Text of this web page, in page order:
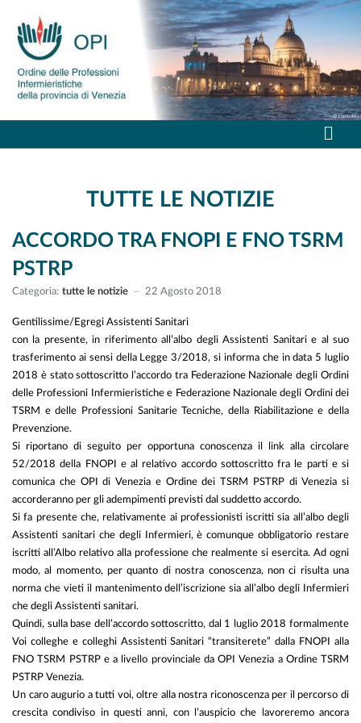
TUTTE LE NOTIZIE
ACCORDO TRA FNOPI E FNO TSRM
PSTRP
Categoria: tutte le notizie 22 Agosto 2018
Gentilissime/Egregi Assistenti Sanitari
con la presente, in riferimento all’albo degli Assistenti Sanitari e al suo
trasferimento ai sensi della Legge 3/2018, si informa che in data 5 luglio
2018 è stato sottoscritto l’accordo tra Federazione Nazionale degli Ordini
delle Professioni Infermieristiche e Federazione Nazionale degli Ordini dei
TSRM e delle Professioni Sanitarie Tecniche, della Riabilitazione e della
Prevenzione.
Si riportano di seguito per opportuna conoscenza il link alla circolare
52/2018 della FNOPI e al relativo accordo sottoscritto fra le parti e si
comunica che OPI di Venezia e Ordine dei TSRM PSTRP di Venezia si
accorderanno per gli adempimenti previsti dal suddetto accordo.
Si fa presente che, relativamente ai professionisti iscritti sia all’albo degli
Assistenti sanitari che degli Infermieri, è comunque obbligatorio restare
iscritti all’Albo relativo alla professione che realmente si esercita. Ad ogni
modo, al momento, per quanto di nostra conoscenza, non ci risulta una
norma che vieti il mantenimento dell’iscrizione sia all’albo degli Infermieri
che degli Assistenti sanitari.
Quindi, sulla base dell’accordo sottoscritto, dal 1 luglio 2018 formalmente
Voi colleghe e colleghi Assistenti Sanitari “transiterete” dalla FNOPI alla
FNO TSRM PSTRP e a livello provinciale da OPI Venezia a Ordine TSRM
PSTRP Venezia.
Un caro augurio a tutti voi, oltre alla nostra riconoscenza per il percorso di
crescita condiviso in questi anni, con l’auspicio che lavoreremo ancora